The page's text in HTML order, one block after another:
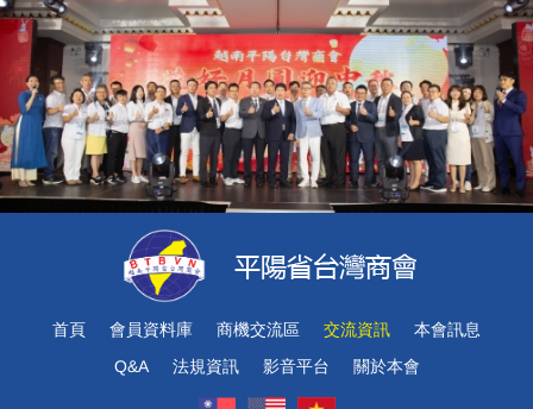
首頁 會員資料庫 商機交流區 交流資訊
本會訊息
Q&A
法規資訊 影音平台 關於本會